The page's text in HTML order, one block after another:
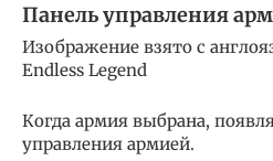
Панель управления
Изображение взято с
Endless Legend
Когда армия выбрана,
управления армией.